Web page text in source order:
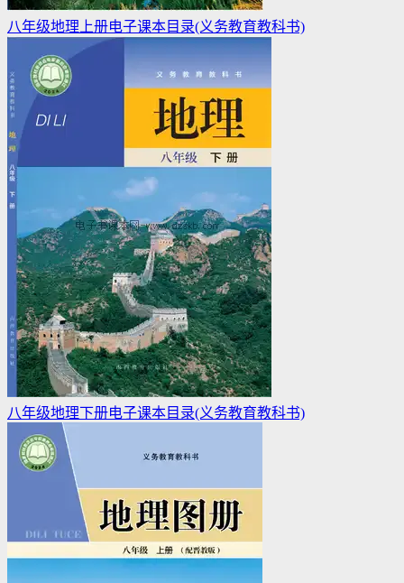
八年级地理上册电子课本目录(义务教育教科书)
八年级地理下册电子课本目录(义务教育教科书)